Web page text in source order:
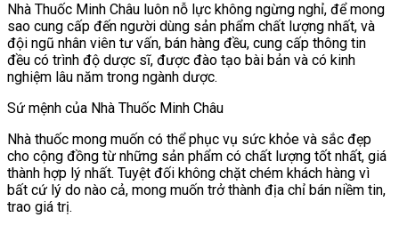
Nhà Thuốc Minh Châu luôn nỗ lực không ngừng nghỉ, để mong
sao cung cấp đến người dùng sản phẩm chất lượng nhất, và
đội ngũ nhân viên tư vấn, bán hàng đều, cung cấp thông tin
đều có trình độ dược sĩ, được đào tạo bài bản và có kinh
nghiệm lâu năm trong ngành dược.
Sứ mệnh của Nhà Thuốc Minh Châu
Nhà thuốc mong muốn có thể phục vụ sức khỏe và sắc đẹp
cho cộng đồng từ những sản phẩm có chất lượng tốt nhất, giá
thành hợp lý nhất. Tuyệt đối không chặt chém khách hàng vì
bất cứ lý do nào cả, mong muốn trở thành địa chỉ bán niềm tin,
trao giá trị.